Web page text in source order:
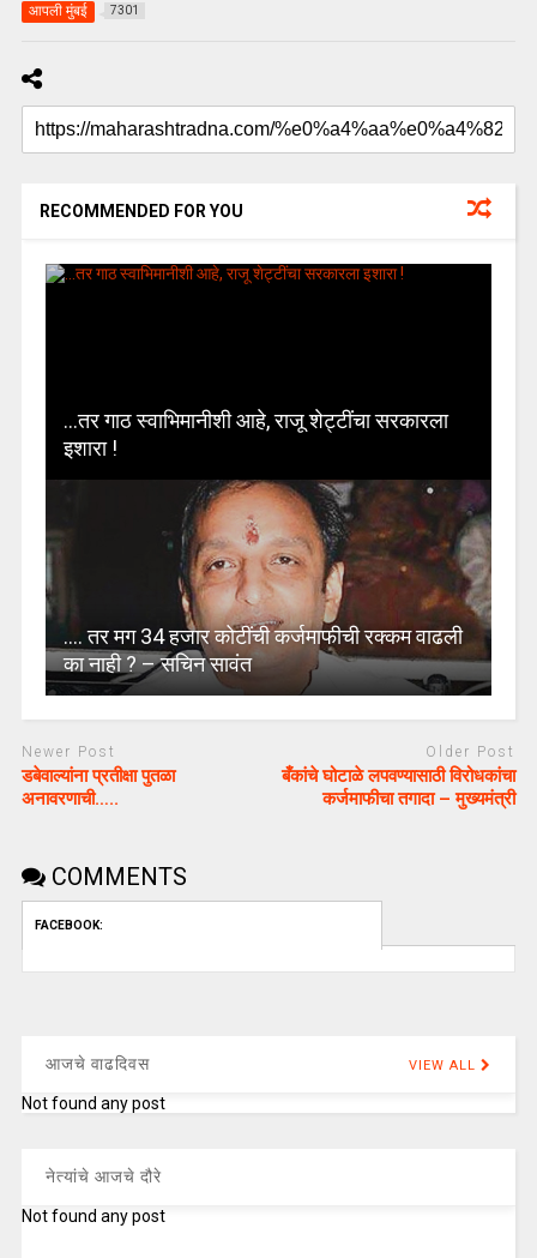
आपली मुंबई 7301
RECOMMENDED FOR YOU
…तर गाठ स्वाभिमानीशी आहे, राजू शेट्टींचा सरकारला
इशारा !
…. तर मग 34 हजार कोटींची कर्जमाफीची रक्कम वाढली
का नाही ? – सचिन सावंत
Newer Post
डबेवाल्यांना प्रतीक्षा पुतळा
अनावरणाची…..
Older Post
बँकांचे घोटाळे लपवण्यासाठी विरोधकांचा
कर्जमाफीचा तगादा – मुख्यमंत्री
COMMENTS
FACEBOOK:
आजचे वाढदिवस VIEW ALL
Not found any post
नेत्यांचे आजचे दौरे
Not found any post